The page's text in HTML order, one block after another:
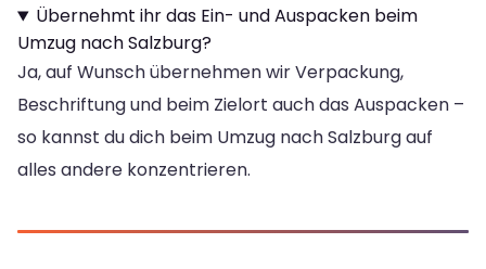
Übernehmt ihr das Ein- und Auspacken beim
Umzug nach Salzburg?
Ja, auf Wunsch übernehmen wir Verpackung,
Beschriftung und beim Zielort auch das Auspacken –
so kannst du dich beim Umzug nach Salzburg auf
alles andere konzentrieren.